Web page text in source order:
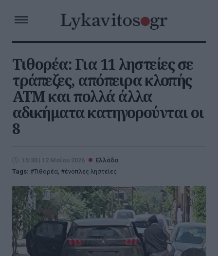
Τιθορέα: Για 11 ληστείες σε
τράπεζες, απόπειρα κλοπής
ΑΤΜ και πολλά άλλα
αδικήματα κατηγορούνται οι
8
15:30 | 12 Μαΐου 2026
Ελλάδα
Tags:
Τιθορέα, ένοπλες ληστείες